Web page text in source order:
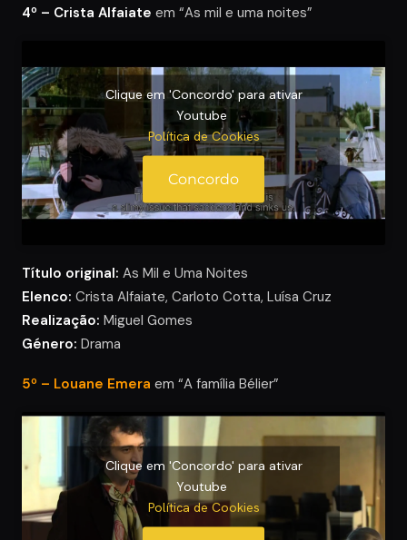
4º – Crista Alfaiate em “As mil e uma noites”
Clique em 'Concordo' para ativar
Youtube
Política de Cookies
Concordo
Título original: As Mil e Uma Noites
Elenco: Crista Alfaiate, Carloto Cotta, Luísa Cruz
Realização: Miguel Gomes
Género: Drama
5º – Louane Emera em “A família Bélier”
Clique em 'Concordo' para ativar
Youtube
Política de Cookies